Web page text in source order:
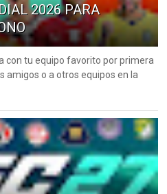
2026 PARA
con tu equipo favorito por primera
o a otros equipos en la